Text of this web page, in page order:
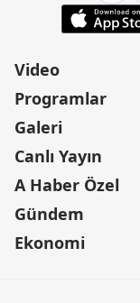
Video
Programlar
Galeri
Canlı Yayın
A Haber Özel
Gündem
Ekonomi